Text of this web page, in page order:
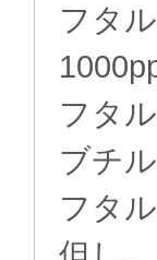
フタ
フタ
ブチ
フタ